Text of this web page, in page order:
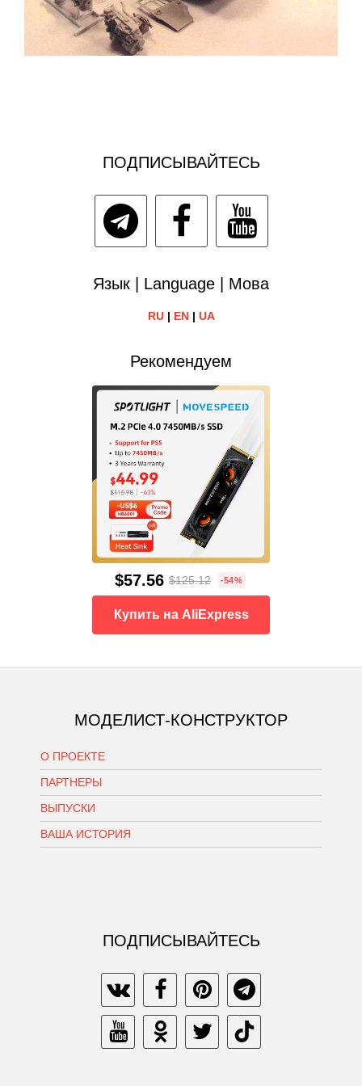
ПОДПИСЫВАЙТЕСЬ
Язык | Language | Мова
RU| EN| UA
Рекомендуем
$57.56 $125.12 -54%
Купить на AliExpress
МОДЕЛИСТ-КОНСТРУКТОР
О ПРОЕКТЕ
ПАРТНЕРЫ
ВЫПУСКИ
ВАША ИСТОРИЯ
ПОДПИСЫВАЙТЕСЬ